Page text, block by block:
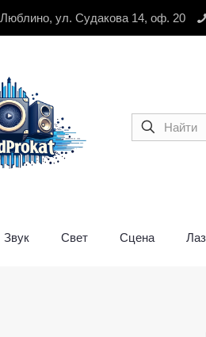
ул. Судакова 14, оф. 20
Звук Свет Сцена